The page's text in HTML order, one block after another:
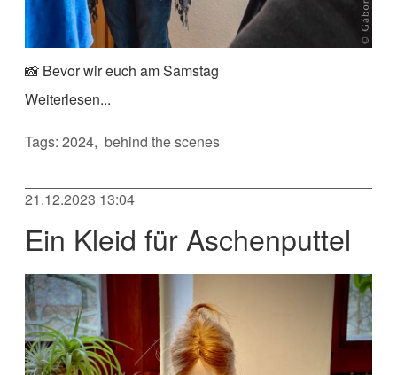
📸 Bevor wir euch am Samstag
Weiterlesen...
Tags:2024 behind the scenes
21.12.2023 13:04
Ein Kleid für Aschenputtel